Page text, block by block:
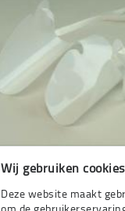
Wij gebruiken cookies
Deze website maakt